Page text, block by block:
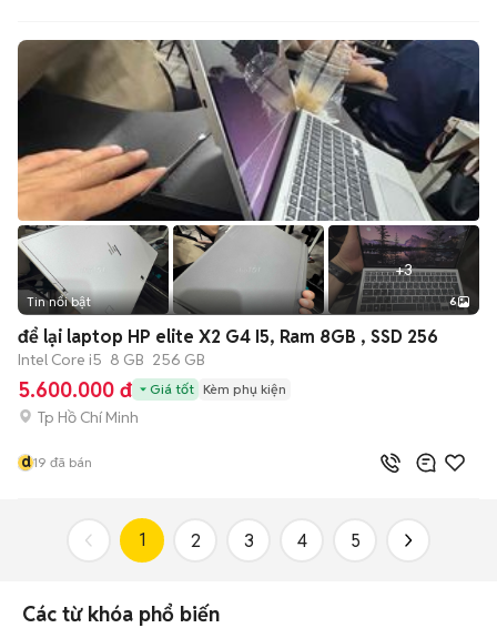
+3
Tin nổi bật 6
để lại laptop HP elite X2 G4 I5, Ram 8GB , SSD 256
Intel Core i5 8 GB 256 GB
5.600.000 đ Giá tốt Kèm phụ kiện
Tp Hồ Chí Minh
d19 đã bán
1 2 3 4 5
Các từ khóa phổ biến